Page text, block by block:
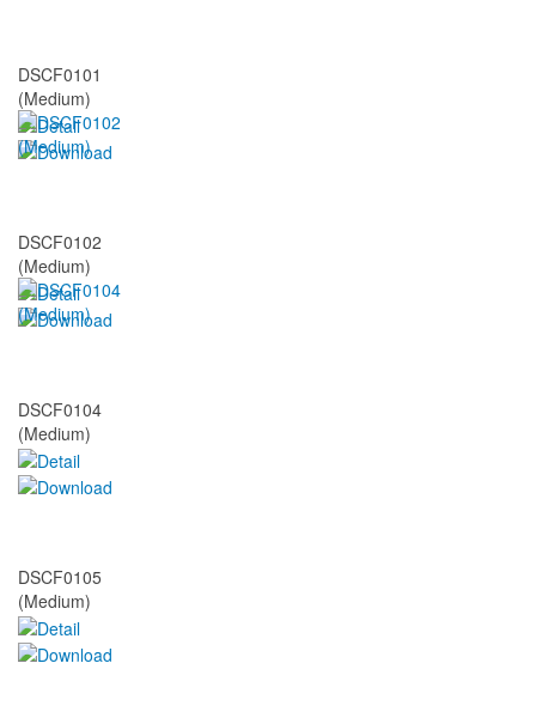
DSCF0101
(Medium)
DSCF0102
(Medium)
DSCF0104
(Medium)
DSCF0105
(Medium)